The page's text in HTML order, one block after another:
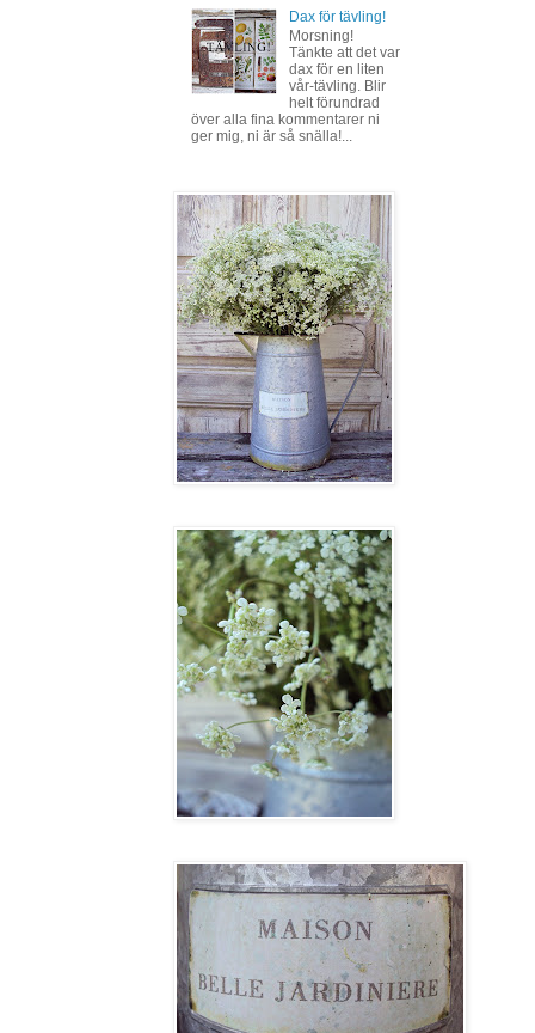
Dax för tävling!
Morsning!
Tänkte att det var
dax för en liten
vår-tävling. Blir
helt förundrad
över alla fina kommentarer ni
ger mig, ni är så snälla!...